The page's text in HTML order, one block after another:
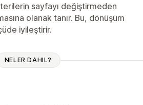
sayfayı değiştirmeden
olanak tanır. Bu, dönüşüm
iyileştirir.
NELER DAHIL?